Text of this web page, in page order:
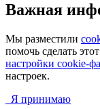
Важная
Мы разместили
помочь сделать
настройки cookie-
настроек.
Я принимаю